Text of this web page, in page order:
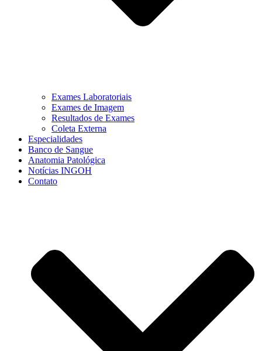
Exames Laboratoriais
Exames de Imagem
Resultados de Exames
Coleta Externa
Especialidades
Banco de Sangue
Anatomia Patológica
Notícias INGOH
Contato